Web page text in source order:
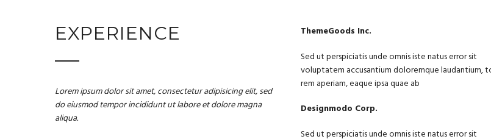
EXPERIENCE
Lorem ipsum dolor sit amet, consectetur adipisicing elit, sed
do eiusmod tempor incididunt ut labore et dolore magna
aliqua.
ThemeGoods Inc.
Sed ut perspiciatis unde omnis iste natus error sit
voluptatem accusantium doloremque laudantium,
rem aperiam, eaque ipsa quae ab
Designmodo Corp.
Sed ut perspiciatis unde omnis iste natus error sit